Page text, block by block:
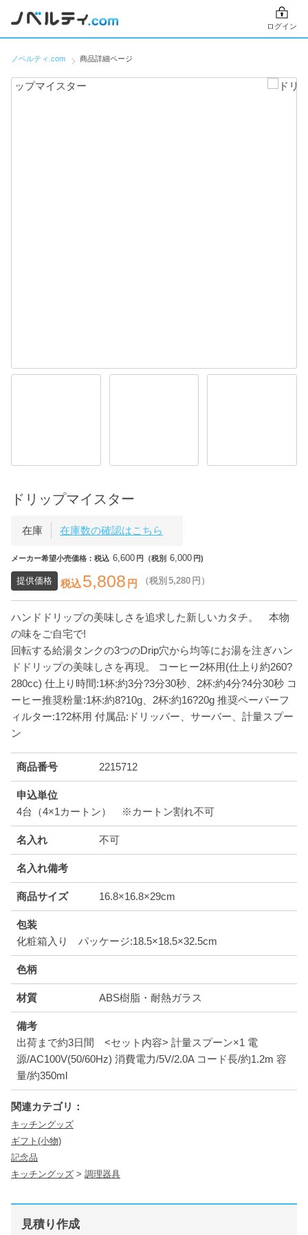
ログイン
ノベルティ.com 商品詳細ページ
ドリップマイスター
在庫 在庫数の確認はこちら
メーカー希望小売価格：税込 6,600 円（税別 6,000 円)
提供価格 税込5,808 円 （税別 5,280 円）
ハンドドリップの美味しさを追求した新しいカタチ。 本物
の味をご自宅で!
回転する給湯タンクの3つのDrip穴から均等にお湯を注ぎハン
ドドリップの美味しさを再現。 コーヒー2杯用(仕上り約260?
280cc) 仕上り時間:1杯:約3分?3分30秒、2杯:約4分?4分30秒 コ
ーヒー推奨粉量:1杯:約8?10g、2杯:約16?20g 推奨ペーパーフ
ィルター:1?2杯用 付属品:ドリッパー、サーバー、計量スプー
ン
商品番号 2215712
申込単位
4台（4×1カートン） ※カートン割れ不可
名入れ 不可
名入れ備考
商品サイズ 16.8×16.8×29cm
包装
化粧箱入り パッケージ:18.5×18.5×32.5cm
色柄
材質 ABS樹脂・耐熱ガラス
備考
出荷まで約3日間 <セット内容> 計量スプーン×1 電
源/AC100V(50/60Hz) 消費電力/5V/2.0A コード長/約1.2m 容
量/約350ml
関連カテゴリ：
キッチングッズ
ギフト(小物)
記念品
キッチングッズ > 調理器具
見積り作成